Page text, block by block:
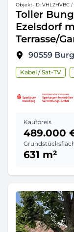
Objekt-ID: VHLZHVBC /
Toller
Ezelsdorf
Terrasse/
90559
Kabel / Sat-TV
Kaufpreis
489.000
631 m²